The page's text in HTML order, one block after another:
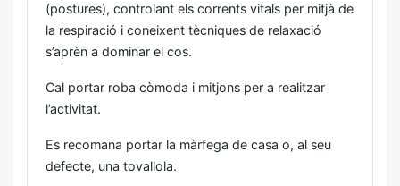
(postures), controlant els corrents vitals per mitjà de
la respiració i coneixent tècniques de relaxació
s’aprèn a dominar el cos.
Cal portar roba còmoda i mitjons per a realitzar
l’activitat.
Es recomana portar la màrfega de casa o, al seu
defecte, una tovallola.